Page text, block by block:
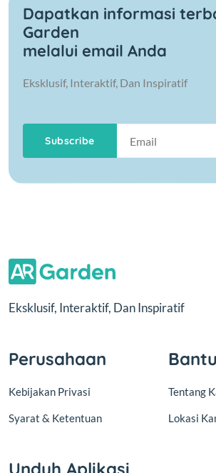
Dapatkan informasi
Garden
melalui email Anda
Eksklusif, Interaktif, Dan Inspiratif
Subscribe
Eksklusif, Interaktif, Dan Inspiratif
Perusahaan
Kebijakan Privasi
Syarat & Ketentuan
Tentang
Lokasi
Unduh Aplikasi